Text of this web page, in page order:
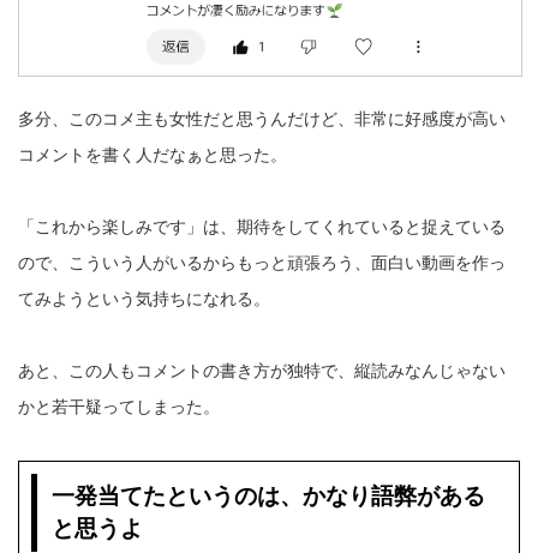
多分、このコメ主も女性だと思うんだけど、非常に好感度が高い
コメントを書く人だなぁと思った。
「これから楽しみです」は、期待をしてくれていると捉えている
ので、こういう人がいるからもっと頑張ろう、面白い動画を作っ
てみようという気持ちになれる。
あと、この人もコメントの書き方が独特で、縦読みなんじゃない
かと若干疑ってしまった。
一発当てたというのは、かなり語弊がある
と思うよ